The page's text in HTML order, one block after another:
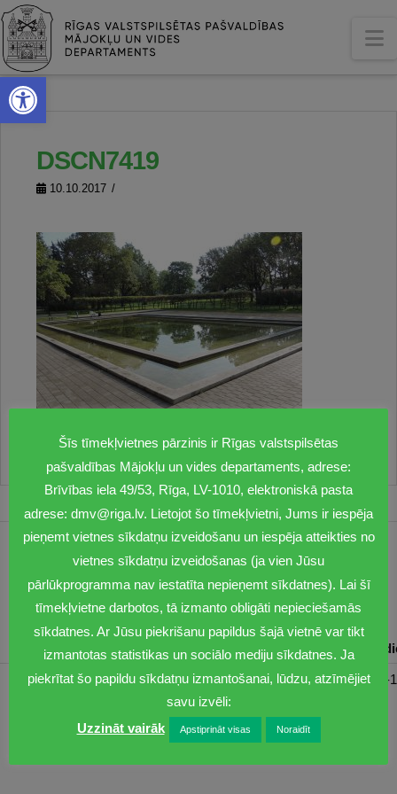
Open toolbar
DSCN7419
10.10.2017
1201
dmv@riga.lv
Pirmdiena Otrdiena Trešdiena Ceturtdiena
08:30-17:00 08:00-17:00 08:00-17:00 08:00-17:00 08:00-
Šīs tīmekļvietnes pārzinis ir Rīgas valstspilsētas
pašvaldības Mājokļu un vides departaments, adrese:
Brīvības iela 49/53, Rīga, LV-1010, elektroniskā pasta
adrese: dmv@riga.lv. Lietojot šo tīmekļvietni, Jums ir iespēja
pieņemt vietnes sīkdatņu izveidošanu un iespēja atteikties no
vietnes sīkdatņu izveidošanas (ja vien Jūsu
pārlūkprogramma nav iestatīta nepieņemt sīkdatnes). Lai šī
tīmekļvietne darbotos, tā izmanto obligāti nepieciešamās
sīkdatnes. Ar Jūsu piekrišanu papildus šajā vietnē var tikt
izmantotas statistikas un sociālo mediju sīkdatnes. Ja
piekrītat šo papildu sīkdatņu izmantošanai, lūdzu, atzīmējiet
savu izvēli:
Uzzināt vairāk
Apstiprināt visas Noraidīt